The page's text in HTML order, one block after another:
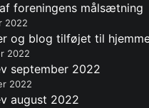
foreningens målsætning
2022
og blog tilføjet til
2022
september 2022
2022
august 2022